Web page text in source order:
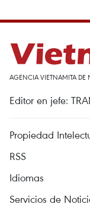
AGENCIA VIETNAMITA DE
Editor en jefe:
Propiedad
RSS
Idiomas
Servicios de